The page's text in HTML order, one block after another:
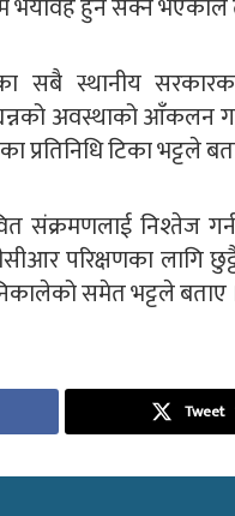
हुन सक्ने भएकाले
सबै स्थानीय
अवस्थाको आँकलन
टिका भट्टले
संक्रमणलाई निश्तेज
परिक्षणका लागि
समेत भट्टले बताए
Tweet